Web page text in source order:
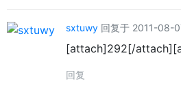
sxtuwy 回复于 2011-08-
[attach]292[/
回复